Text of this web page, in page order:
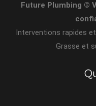
Future Plumbing ©
Interventions rapides
Grasse et